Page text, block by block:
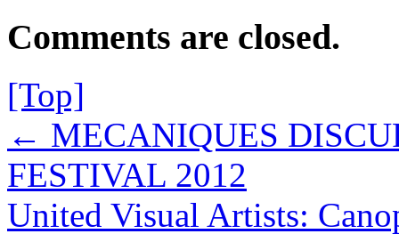
Comments are closed.
[Top]
← MECANIQUES
FESTIVAL 2012
United Visual Artists: